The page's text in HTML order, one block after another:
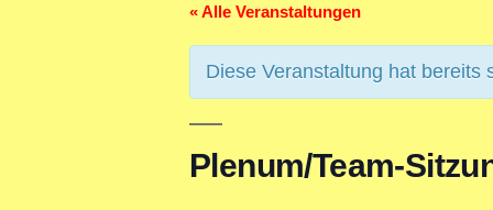
« Alle Veranstaltungen
Diese Veranstaltung hat bereits
Plenum/Team-